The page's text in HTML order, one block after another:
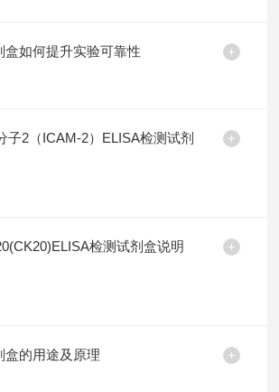
盒如何提升实验可靠性
子2（ICAM-2）ELISA检测试剂
检测试剂盒说明
盒的用途及原理